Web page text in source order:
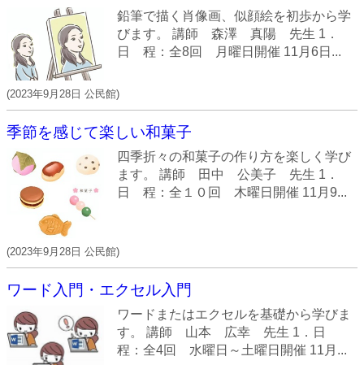
鉛筆で描く肖像画、似顔絵を初歩から学
びます。 講師 森澤 真陽 先生 1．
日 程：全8回 月曜日開催 11月6日...
(2023年9月28日 公民館)
季節を感じて楽しい和菓子
四季折々の和菓子の作り方を楽しく学び
ます。 講師 田中 公美子 先生 1．
日 程：全１０回 木曜日開催 11月9...
(2023年9月28日 公民館)
ワード入門・エクセル入門
ワードまたはエクセルを基礎から学びま
す。 講師 山本 広幸 先生 1．日
程：全4回 水曜日～土曜日開催 11月...